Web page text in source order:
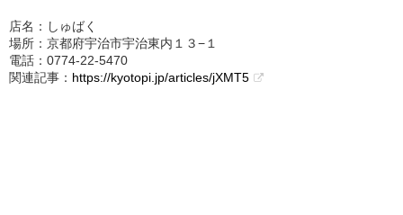
店名：しゅばく
場所：京都府宇治市宇治東内１３−１
電話：0774-22-5470
関連記事： https://kyotopi.jp/articles/jXMT5